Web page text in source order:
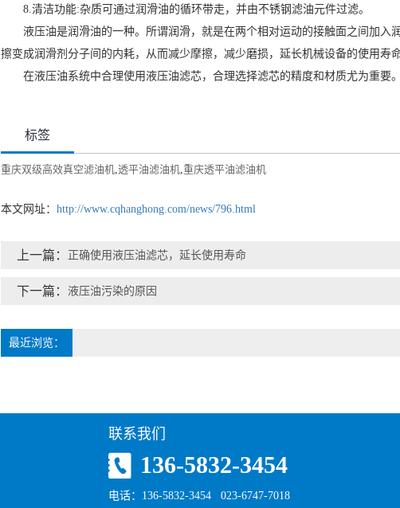
8.清洁功能:杂质可通过润滑油的循环带走，并由不锈钢滤油元件过滤。
液压油是润滑油的一种。所谓润滑，就是在两个相对运动的接触面之间加入
擦变成润滑剂分子间的内耗，从而减少摩擦，减少磨损，延长机械设备的使用寿命
在液压油系统中合理使用液压油滤芯，合理选择滤芯的精度和材质尤为重要。
标签
重庆双级高效真空滤油机,透平油滤油机,重庆透平油滤油机
本文网址： http://www.cqhanghong.com/news/796.html
上一篇： 正确使用液压油滤芯，延长使用寿命
下一篇： 液压油污染的原因
最近浏览：
联系我们
136-5832-3454
电话：136-5832-3454 023-6747-7018